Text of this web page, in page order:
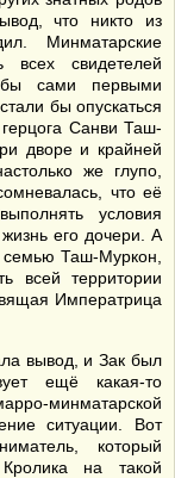
что никто из
Минматарские
всех свидетелей
бы сами первыми
бы опускаться
Санви Таш-
дворе и крайней
же глупо,
что её
условия
его дочери. А
семью Таш-Муркон,
всей территории
Императрица
вывод, и Зак был
ещё какая-то
минматарской
ситуации. Вот
который
на такой